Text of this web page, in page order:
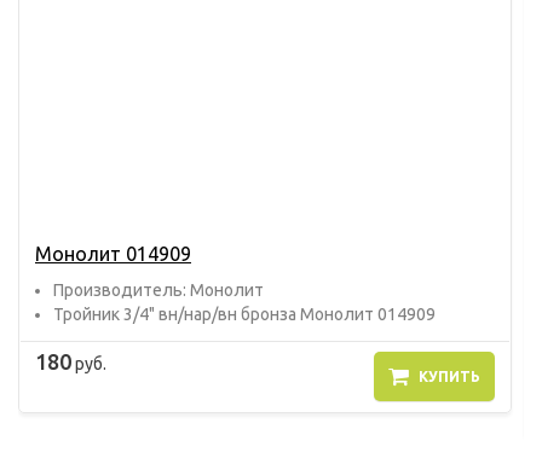
Монолит 014909
Прoизвoдитель: Монолит
Тройник 3/4" вн/нар/вн бронза Монолит 014909
180руб.
КУПИТЬ